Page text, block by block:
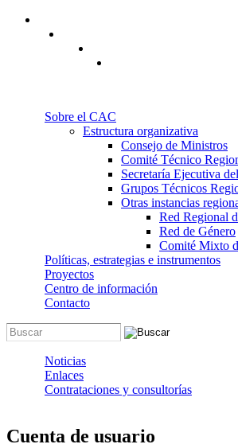
Pasar al contenido principal
Sobre el CAC
Estructura organizativa
Consejo de Ministros
Comité Técnico
Secretaría Ejecutiva
Grupos Técnicos
Otras instancias
Red Regional
Red de Género
Comité Mixto
Políticas, estrategias e instrumentos
Proyectos
Centro de información
Contacto
Buscar
Noticias
Enlaces
Contrataciones y consultorías
Cuenta de usuario